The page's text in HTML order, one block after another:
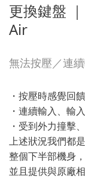
更換鍵盤
Air
無法按壓／連
・按壓時感覺回
・連續輸入、輸
・受到外力撞擊
上述狀況我們都
整個下半部機身
並且提供與原廠